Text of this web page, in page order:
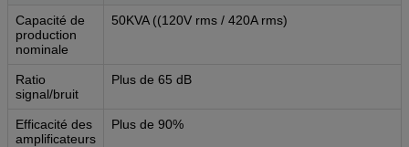
Capacité de
production
nominale
50KVA ((120V rms / 420A rms)
Ratio
signal/bruit
Plus de 65 dB
Efficacité des
amplificateurs
Plus de 90%